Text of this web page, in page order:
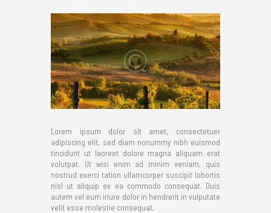
Lorem ipsum dolor sit amet, consectetuer
adipiscing elit, sed diam nonummy nibh euismod
tincidunt ut laoreet dolore magna aliquam erat
volutpat. Ut wisi enim ad minim veniam, quis
nostrud exerci tation ullamcorper suscipit lobortis
nisl ut aliquip ex ea commodo consequat. Duis
autem vel eum iriure dolor in hendrerit in vulputate
velit esse molestie consequat,